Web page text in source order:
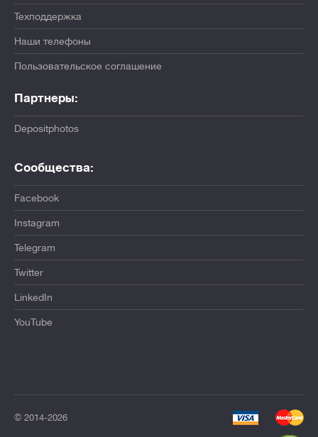
Техподдержка
Наши телефоны
Пользовательское соглашение
Партнеры:
Depositphotos
Сообщества:
Facebook
Instagram
Telegram
Twitter
LinkedIn
YouTube
© 2014-2026